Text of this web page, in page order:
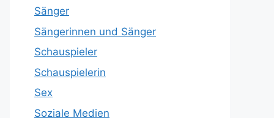
Sänger
Sängerinnen und Sänger
Schauspieler
Schauspielerin
Sex
Soziale Medien